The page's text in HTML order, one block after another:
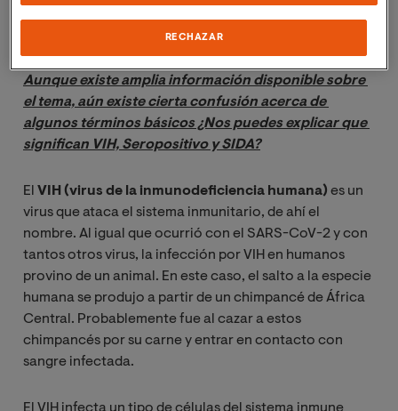
Aunque existe amplia información disponible sobre
el tema, aún existe cierta confusión acerca de
algunos términos básicos ¿Nos puedes explicar que
significan VIH, Seropositivo y SIDA?
El VIH (virus de la inmunodeficiencia humana) es un
virus que ataca el sistema inmunitario, de ahí el
nombre. Al igual que ocurrió con el SARS-CoV-2 y con
tantos otros virus, la infección por VIH en humanos
provino de un animal. En este caso, el salto a la especie
humana se produjo a partir de un chimpancé de África
Central. Probablemente fue al cazar a estos
chimpancés por su carne y entrar en contacto con
sangre infectada.
El VIH infecta un tipo de células del sistema inmune
RECHAZAR